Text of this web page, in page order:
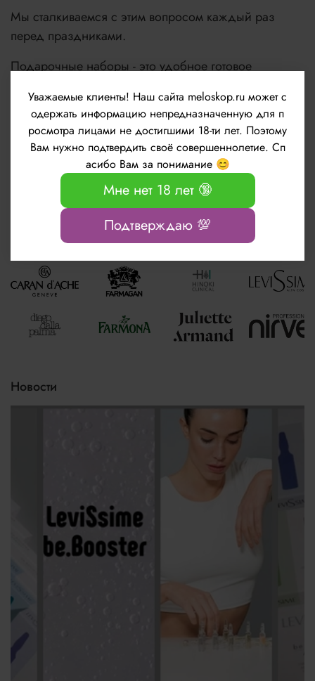
Мы сталкиваемся с этим вопросом каждый раз
перед праздниками.
Подарочные наборы - это удобное готовое
Будьте красивы, молоды и счастливы!
Узнать подробнее
Популярные бренды
Новости
Уважаемые клиенты! Наш сайта meloskop.ru может с
одержать информацию непредназначенную для п
росмотра лицами не достигшими 18-ти лет. Поэтому
Вам нужно подтвердить своё совершеннолетие. Сп
асибо Вам за понимание 😊
Мне нет 18 лет 🔞
Подтверждаю 💯